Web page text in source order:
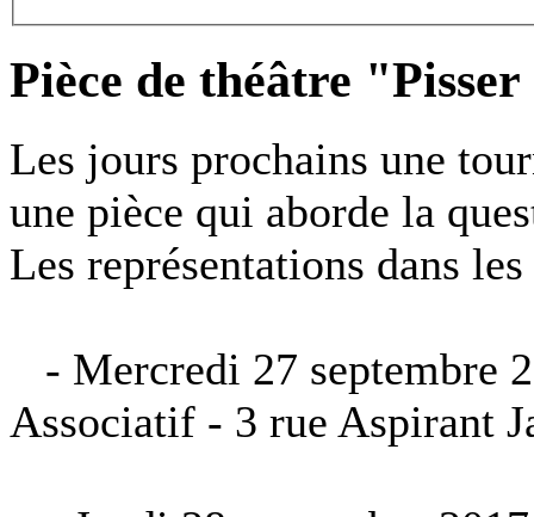
Pièce de théâtre
Les jours prochains une
une pièce qui aborde la
Les représentations dans
- Mercredi 27 septembre
Associatif - 3 rue Aspirant